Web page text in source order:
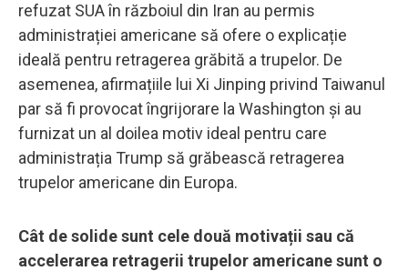
refuzat SUA în războiul din Iran au permis
administrației americane să ofere o explicație
ideală pentru retragerea grăbită a trupelor. De
asemenea, afirmațiile lui Xi Jinping privind Taiwanul
par să fi provocat îngrijorare la Washington și au
furnizat un al doilea motiv ideal pentru care
administrația Trump să grăbească retragerea
trupelor americane din Europa.
Cât de solide sunt cele două motivații sau că
accelerarea retragerii trupelor americane sunt o